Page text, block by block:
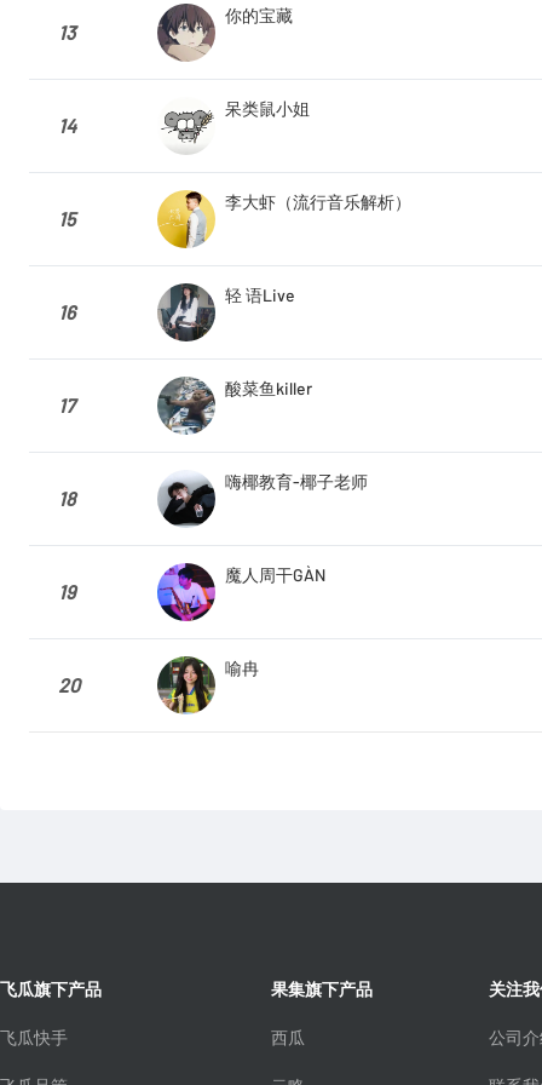
13
你的宝藏
14
呆类鼠小姐
15
李大虾（流行音乐解析）
16
轻 语Live
17
酸菜鱼killer
18
嗨椰教育-椰子老师
19
魔人周干GÀN
20
喻冉
飞瓜旗下产品
飞瓜快手
果集旗下产品
西瓜
关注
公司